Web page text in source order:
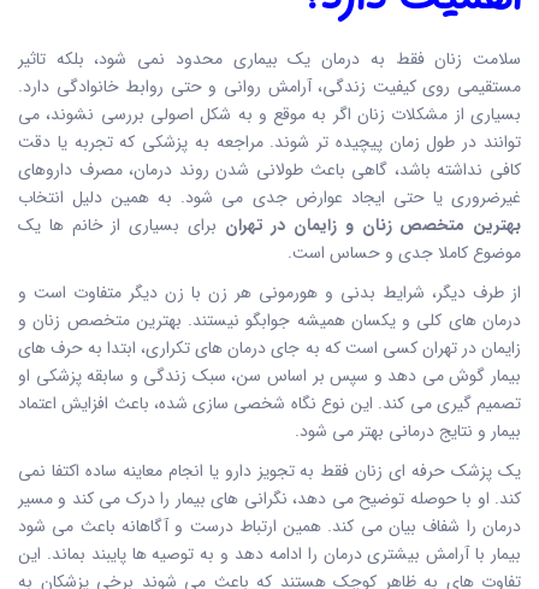
سلامت زنان فقط به درمان یک بیماری محدود نمی شود، بلکه تاثیر
مستقیمی روی کیفیت زندگی، آرامش روانی و حتی روابط خانوادگی دارد.
بسیاری از مشکلات زنان اگر به موقع و به شکل اصولی بررسی نشوند، می
توانند در طول زمان پیچیده تر شوند. مراجعه به پزشکی که تجربه یا دقت
کافی نداشته باشد، گاهی باعث طولانی شدن روند درمان، مصرف داروهای
غیرضروری یا حتی ایجاد عوارض جدی می شود. به همین دلیل انتخاب
بهترین متخصص زنان و زایمان در تهران برای بسیاری از خانم ها یک
موضوع کاملا جدی و حساس است.
از طرف دیگر، شرایط بدنی و هورمونی هر زن با زن دیگر متفاوت است و
درمان های کلی و یکسان همیشه جوابگو نیستند. بهترین متخصص زنان و
زایمان در تهران کسی است که به جای درمان های تکراری، ابتدا به حرف های
بیمار گوش می دهد و سپس بر اساس سن، سبک زندگی و سابقه پزشکی او
تصمیم گیری می کند. این نوع نگاه شخصی سازی شده، باعث افزایش اعتماد
بیمار و نتایج درمانی بهتر می شود.
یک پزشک حرفه ای زنان فقط به تجویز دارو یا انجام معاینه ساده اکتفا نمی
کند. او با حوصله توضیح می دهد، نگرانی های بیمار را درک می کند و مسیر
درمان را شفاف بیان می کند. همین ارتباط درست و آگاهانه باعث می شود
بیمار با آرامش بیشتری درمان را ادامه دهد و به توصیه ها پایبند بماند. این
تفاوت های به ظاهر کوچک هستند که باعث می شوند برخی پزشکان به